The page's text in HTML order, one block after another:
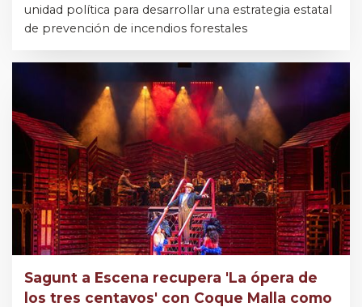
unidad política para desarrollar una estrategia estatal
de prevención de incendios forestales
Sagunt a Escena recupera 'La ópera de
los tres centavos' con Coque Malla como